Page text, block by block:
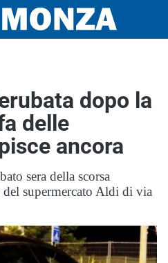
dopo la
delle
ancora
sera della scorsa
supermercato Aldi di via